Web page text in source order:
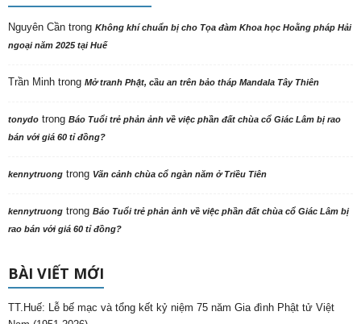
Nguyên Cần trong Không khí chuẩn bị cho Tọa đàm Khoa học Hoằng pháp Hải
ngoại năm 2025 tại Huế
Trần Minh trong Mở tranh Phật, cầu an trên bảo tháp Mandala Tây Thiên
tonydo trong Báo Tuổi trẻ phản ảnh về việc phần đất chùa cổ Giác Lâm bị rao
bán với giá 60 tỉ đồng?
kennytruong trong Vãn cảnh chùa cổ ngàn năm ở Triều Tiên
kennytruong trong Báo Tuổi trẻ phản ảnh về việc phần đất chùa cổ Giác Lâm bị
rao bán với giá 60 tỉ đồng?
BÀI VIẾT MỚI
TT.Huế: Lễ bế mạc và tổng kết kỷ niệm 75 năm Gia đình Phật tử Việt